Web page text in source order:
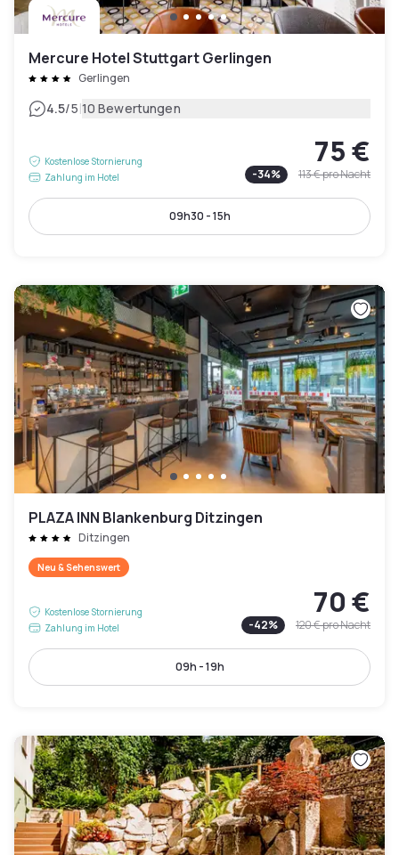
Mercure Hotel Stuttgart Gerlingen
Gerlingen
4.5/5|10 Bewertungen
Kostenlose Stornierung
Zahlung im Hotel
75 €
-34% 113 €pro Nacht
09h30 - 15h
PLAZA INN Blankenburg Ditzingen
Ditzingen
Neu & Sehenswert
Kostenlose Stornierung
Zahlung im Hotel
70 €
-42% 120 €pro Nacht
09h - 19h